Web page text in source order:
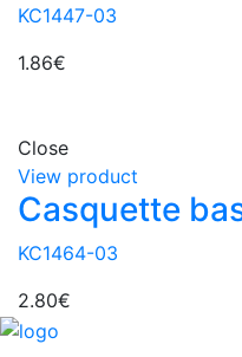
KC1447-03
1.86€
Close
View product
Casquette
KC1464-03
2.80€